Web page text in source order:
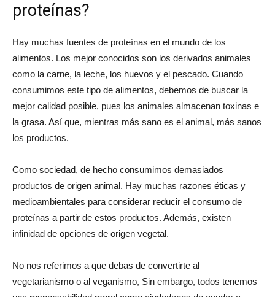
proteínas?
Hay muchas fuentes de proteínas en el mundo de los
alimentos. Los mejor conocidos son los derivados animales
como la carne, la leche, los huevos y el pescado. Cuando
consumimos este tipo de alimentos, debemos de buscar la
mejor calidad posible, pues los animales almacenan toxinas e
la grasa. Así que, mientras más sano es el animal, más sanos
los productos.
Como sociedad, de hecho consumimos demasiados
productos de origen animal. Hay muchas razones éticas y
medioambientales para considerar reducir el consumo de
proteínas a partir de estos productos. Además, existen
infinidad de opciones de origen vegetal.
No nos referimos a que debas de convertirte al
vegetarianismo o al veganismo, Sin embargo, todos tenemos